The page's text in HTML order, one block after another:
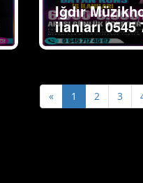
Iğdır
ilanları 0545
«Previous
1 2 3